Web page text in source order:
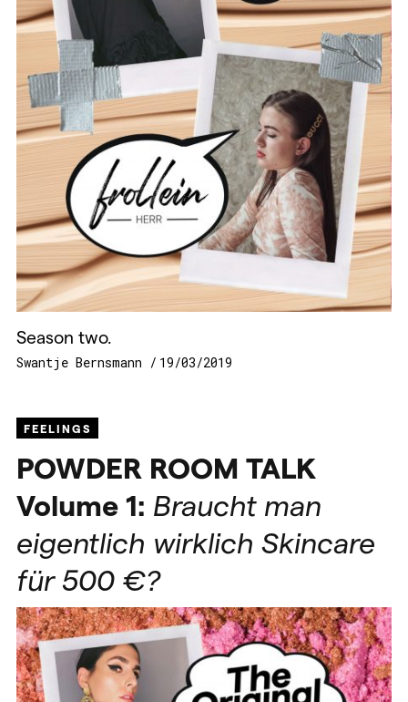
Season two.
Swantje Bernsmann 19/03/2019
FEELINGS
POWDER ROOM TALK
Volume 1: Braucht man
eigentlich wirklich Skincare
für 500 €?